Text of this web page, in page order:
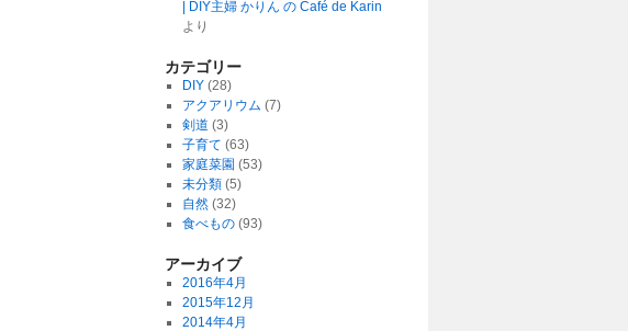
| DIY主婦 かりん の Café de Karin
より
カテゴリー
DIY(28)
アクアリウム (7)
剣道 (3)
子育て (63)
家庭菜園 (53)
未分類(5)
自然(32)
食べもの(93)
アーカイブ
2016年4月
2015年12月
2014年4月